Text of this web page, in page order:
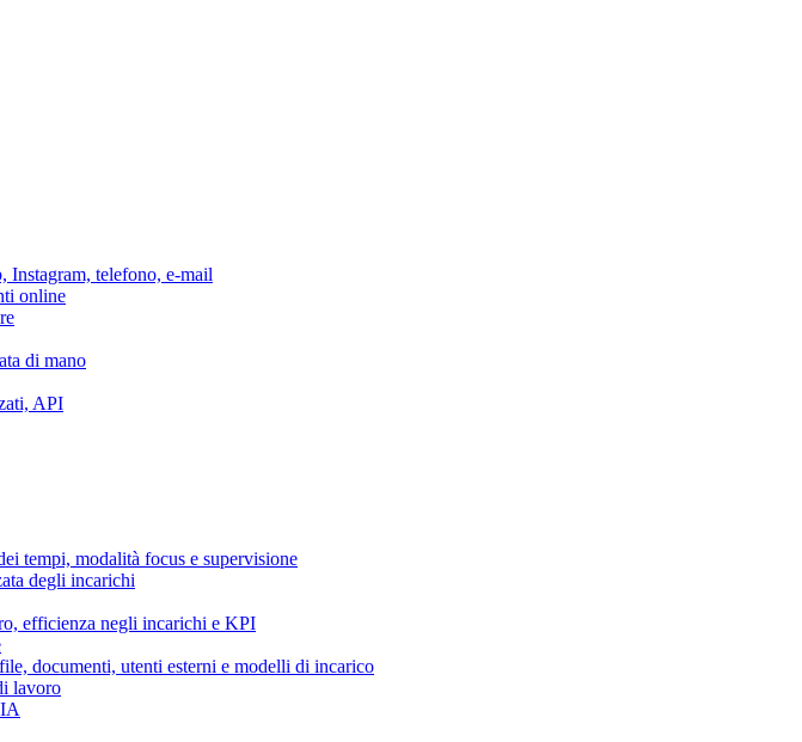
telefono, e-mail
online
di mano
API
tempi, modalità focus e supervisione
degli incarichi
efficienza negli incarichi e KPI
documenti, utenti esterni e modelli di incarico
lavoro